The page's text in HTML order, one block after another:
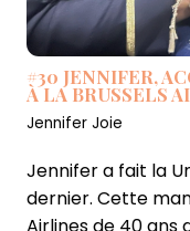
#30 JENNIFER,
À LA BRUSSELS
Jennifer Joie
Jennifer a fait la
dernier. Cette